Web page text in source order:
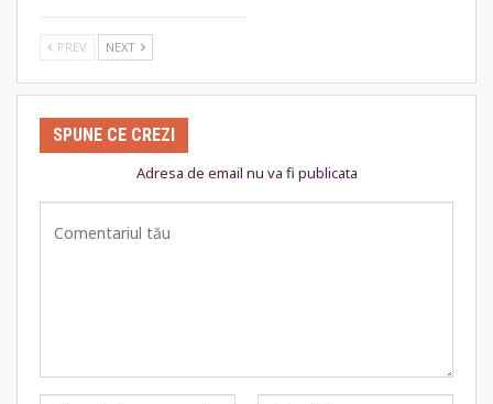
PREV NEXT
SPUNE CE CREZI
Adresa de email nu va fi publicata